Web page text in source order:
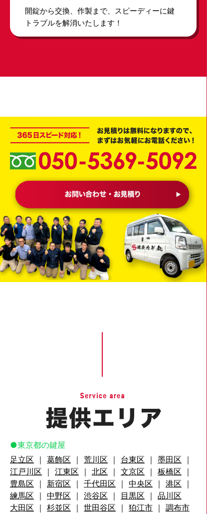
開錠から交換、作製まで、スピーディーに鍵
トラブルを解消いたします！
東京都の鍵屋
足立区 ｜ 葛飾区 ｜ 荒川区 ｜ 台東区 ｜ 墨田区 ｜
江戸川区 ｜ 江東区 ｜ 北区 ｜ 文京区 ｜ 板橋区 ｜
豊島区 ｜ 新宿区 ｜ 千代田区 ｜ 中央区 ｜ 港区 ｜
練馬区 ｜ 中野区 ｜ 渋谷区 ｜ 目黒区 ｜ 品川区
大田区 ｜ 杉並区 ｜ 世田谷区 ｜ 狛江市 ｜ 調布市